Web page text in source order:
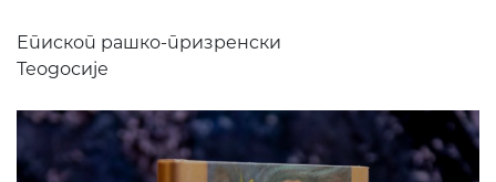
Епископ рашко-призренски
Теодосије